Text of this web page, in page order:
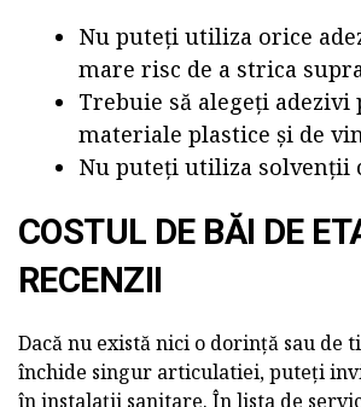
Nu puteți utiliza orice
mare risc de a strica
Trebuie să alegeți adezivi
materiale plastice și de
Nu puteți utiliza solvenții
COSTUL DE BĂI DE
RECENZII
Dacă nu există nici o dorință sau de
închide singur articulatiei, puteți
în instalații sanitare. În lista de